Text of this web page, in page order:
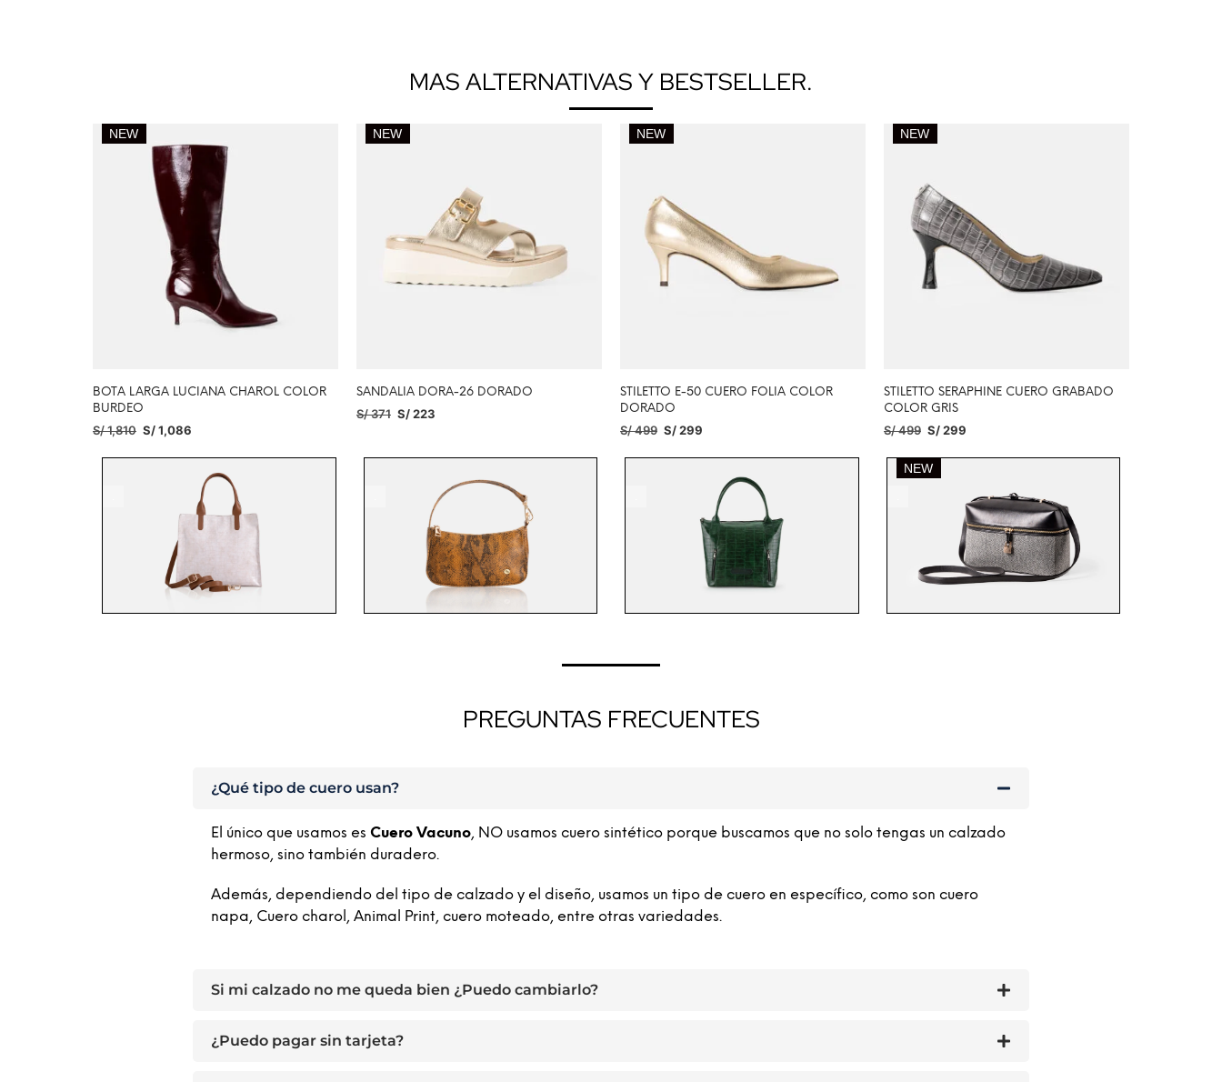
MAS ALTERNATIVAS Y BESTSELLER.
NEW
BOTA LARGA LUCIANA CHAROL COLOR
BURDEO
S/1,810 S/1,086
SELECCIONAR OPCIONES
NEW
SANDALIA DORA-26 DORADO
S/371 S/223
NEW
STILETTO E-50 CUERO FOLIA COLOR
DORADO
S/499 S/299
SELECCIONAR OPCIONES
NEW
STILETTO SERAPHINE CUERO GRABADO
COLOR GRIS
S/499 S/299
SELECCIONAR OPCIONES
. .
PREGUNTAS FRECUENTES
¿Qué tipo de cuero usan?
El único que usamos es Cuero Vacuno, NO usamos cuero sintético porque buscamos que no solo tengas un calzado
hermoso, sino también duradero.
Además, dependiendo del tipo de calzado y el diseño, usamos un tipo de cuero en específico, como son cuero
napa, Cuero charol, Animal Print, cuero moteado, entre otras variedades.
Si mi calzado no me queda bien ¿Puedo cambiarlo?
¿Puedo pagar sin tarjeta?